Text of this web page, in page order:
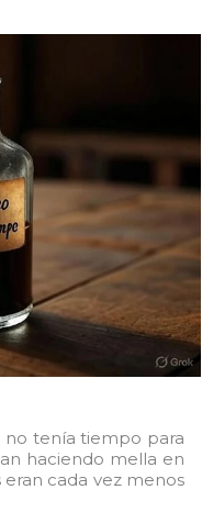
no tenía tiempo para
haciendo mella en
eran cada vez menos